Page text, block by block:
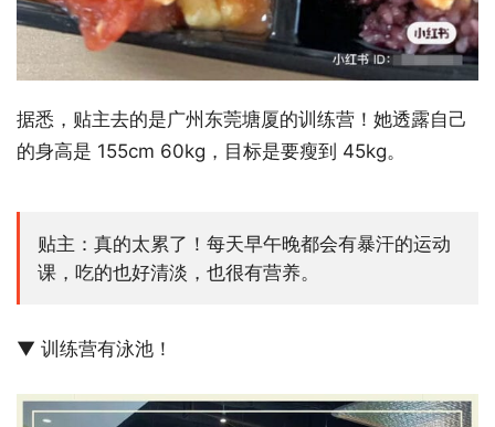
据悉，贴主去的是广州东莞塘厦的训练营！她透露自己
的身高是 155cm 60kg，目标是要瘦到 45kg。
贴主：真的太累了！每天早午晚都会有暴汗的运动
课，吃的也好清淡，也很有营养。
▼ 训练营有泳池！